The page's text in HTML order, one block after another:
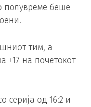
полувреме беше
тим, а
+17 на почетокот
серија од 16:2 и